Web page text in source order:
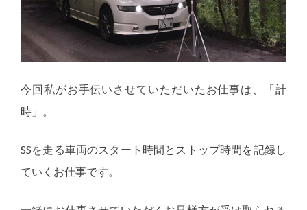
今回私がお手伝いさせていただいたお仕事は、「計
時」。
SSを走る車両のスタート時間とストップ時間を記録し
ていくお仕事です。